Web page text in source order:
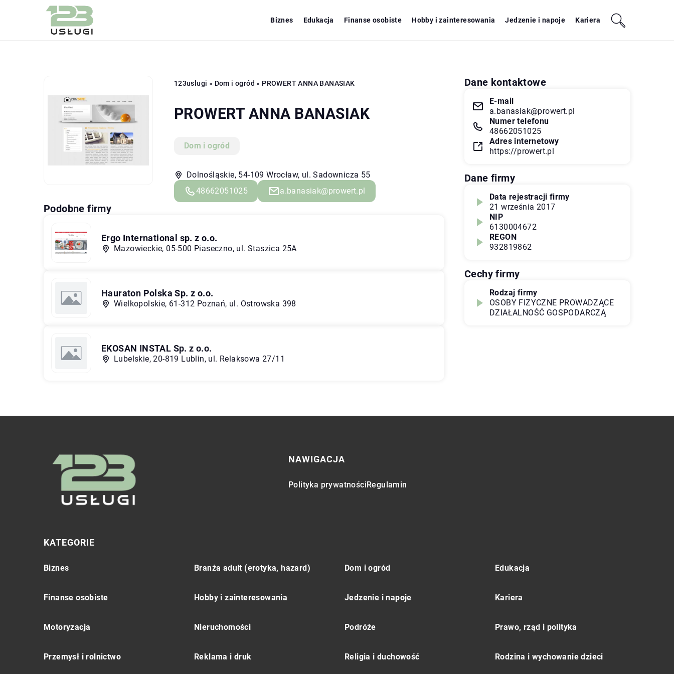
Biznes Edukacja Finanse osobiste Hobby i zainteresowania Jedzenie i napoje Kariera
123uslugi » Dom i ogród » PROWERT ANNA BANASIAK
PROWERT ANNA BANASIAK
Dom i ogród
Dolnośląskie, 54-109 Wrocław, ul. Sadownicza 55
48662051025
a.banasiak@prowert.pl
Podobne firmy
Ergo International sp. z o.o.
Mazowieckie, 05-500 Piaseczno, ul. Staszica 25A
Hauraton Polska Sp. z o.o.
Wielkopolskie, 61-312 Poznań, ul. Ostrowska 398
EKOSAN INSTAL Sp. z o.o.
Lubelskie, 20-819 Lublin, ul. Relaksowa 27/11
Dane kontaktowe
E-mail
a.banasiak@prowert.pl
Numer telefonu
48662051025
Adres internetowy
https://prowert.pl
Dane firmy
Data rejestracji firmy
21 września 2017
NIP
6130004672
REGON
932819862
Cechy firmy
Rodzaj firmy
OSOBY FIZYCZNE PROWADZĄCE
DZIAŁALNOŚĆ GOSPODARCZĄ
NAWIGACJA
Polityka prywatnościRegulamin
KATEGORIE
Biznes Branża adult (erotyka, hazard) Dom i ogród Edukacja
Finanse osobiste Hobby i zainteresowania Jedzenie i napoje Kariera
Motoryzacja Nieruchomości Podróże Prawo, rząd i polityka
Przemysł i rolnictwo Reklama i druk Religia i duchowość Rodzina i wychowanie dzieci